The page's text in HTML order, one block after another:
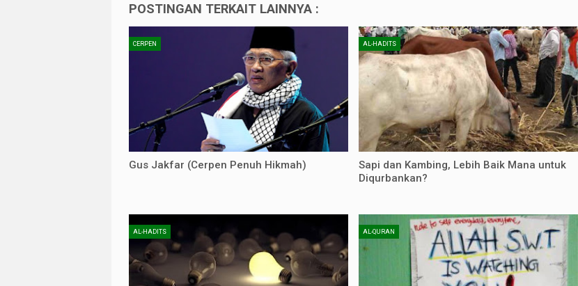
POSTINGAN TERKAIT LAINNYA :
CERPEN
Gus Jakfar (Cerpen Penuh Hikmah)
AL-HADITS
Sapi dan Kambing, Lebih Baik Mana untuk
Diqurbankan?
AL-HADITS AL-QURAN